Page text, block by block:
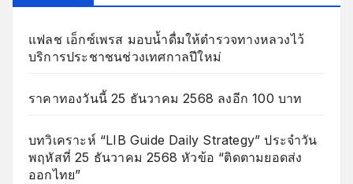
แฟลช เอ็กซ์เพรส มอบน้ำดื่มให้ตำรวจทางหลวงไว้
บริการประชาชนช่วงเทศกาลปีใหม่
ราคาทองวันนี้ 25 ธันวาคม 2568 ลงอีก 100 บาท
บทวิเคราะห์ “LIB Guide Daily Strategy” ประจำวัน
พฤหัสที่ 25 ธันวาคม 2568 หัวข้อ “ติดตามยอดส่ง
ออกไทย”